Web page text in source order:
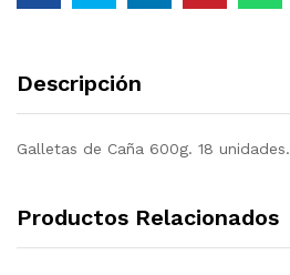
Descripción
Galletas de Caña 600g. 18 unidades.
Productos Relacionados